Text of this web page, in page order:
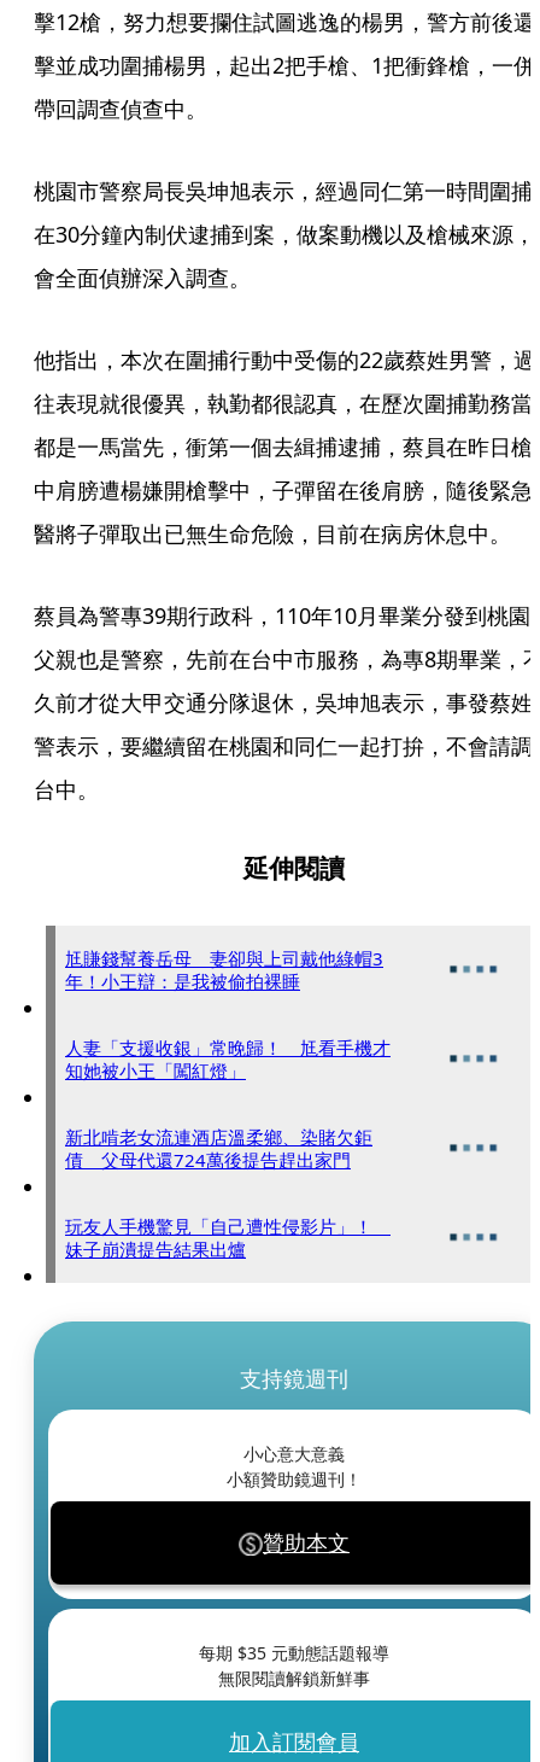
擊12槍，努力想要攔住試圖逃逸的楊男，警方前後還
擊並成功圍捕楊男，起出2把手槍、1把衝鋒槍，一併
帶回調查偵查中。
桃園市警察局長吳坤旭表示，經過同仁第一時間圍捕
在30分鐘內制伏逮捕到案，做案動機以及槍械來源，
會全面偵辦深入調查。
他指出，本次在圍捕行動中受傷的22歲蔡姓男警，過
往表現就很優異，執勤都很認真，在歷次圍捕勤務當
都是一馬當先，衝第一個去緝捕逮捕，蔡員在昨日槍
中肩膀遭楊嫌開槍擊中，子彈留在後肩膀，隨後緊急
醫將子彈取出已無生命危險，目前在病房休息中。
蔡員為警專39期行政科，110年10月畢業分發到桃園
父親也是警察，先前在台中市服務，為專8期畢業，
久前才從大甲交通分隊退休，吳坤旭表示，事發蔡姓
警表示，要繼續留在桃園和同仁一起打拚，不會請調
台中。
延伸閱讀
尪賺錢幫養岳母 妻卻與上司戴他綠帽3
年！小王辯：是我被偷拍裸睡
人妻「支援收銀」常晚歸！ 尪看手機才
知她被小王「闖紅燈」
新北啃老女流連酒店溫柔鄉、染賭欠鉅
債 父母代還724萬後提告趕出家門
玩友人手機驚見「自己遭性侵影片」！
妹子崩潰提告結果出爐
支持鏡週刊
小心意大意義
小額贊助鏡週刊！
贊助本文
每期 $35 元動態話題報導
無限閱讀解鎖新鮮事
加入訂閱會員